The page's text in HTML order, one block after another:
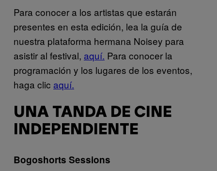
Para conocer a los artistas que estarán
presentes en esta edición, lea la guía de
nuestra plataforma hermana Noisey para
asistir al festival, aquí. Para conocer la
programación y los lugares de los eventos,
haga clic aquí.
UNA TANDA DE CINE
INDEPENDIENTE
Bogoshorts Sessions